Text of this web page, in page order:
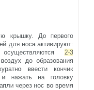
крышку. До первого
для носа активируют:
2-3
до образования
ввести кончик
нажать на головку
через нос во время